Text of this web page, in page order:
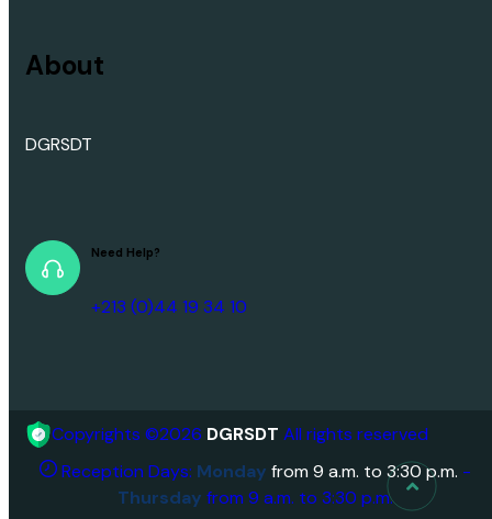
Contact
About
+213 (0)44 19 34 10
Copyrights ©2026DGRSDTAll rights reserved
Reception Days: Monday from 9 a.m. to 3:30 p.m.-
Thursday from 9 a.m. to 3:30 p.m.